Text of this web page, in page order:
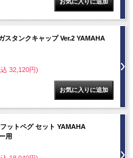
スタンクキャップ Ver.2 YAMAHA
32,120円)
ットペグ セット YAMAHA
用